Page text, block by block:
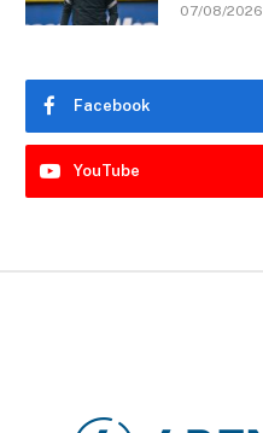
07/08/2026
Facebook
YouTube